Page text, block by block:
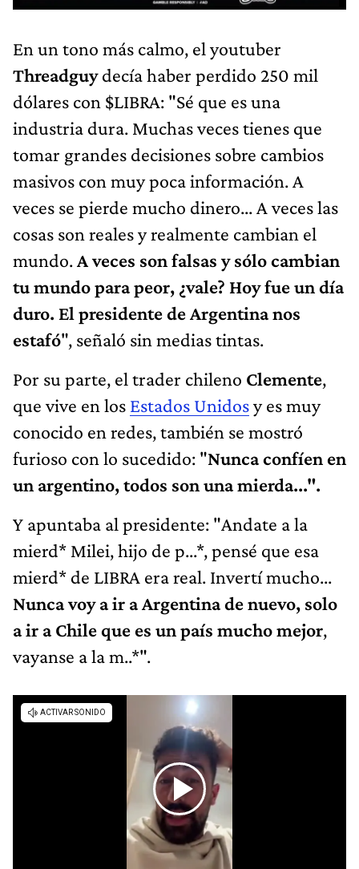
En un tono más calmo, el youtuber
Threadguydecía haber perdido 250 mil
dólares con $LIBRA: "Sé que es una
industria dura. Muchas veces tienes que
tomar grandes decisiones sobre cambios
masivos con muy poca información. A
veces se pierde mucho dinero... A veces las
cosas son reales y realmente cambian el
mundo.A veces son falsas y sólo cambian
tu mundo para peor, ¿vale? Hoy fue un día
duro. El presidente de Argentina nos
estafó", señaló sin medias tintas.
Por su parte, el trader chileno Clemente,
que vive en los Estados Unidosy es muy
conocido en redes, también se mostró
furioso con lo sucedido: "Nunca confíen en
un argentino, todos son una mierda...".
Y apuntaba al presidente: "Andate a la
mierd* Milei, hijo de p...*, pensé que esa
mierd* de LIBRA era real. Invertí mucho...
Nunca voy a ir a Argentina de nuevo, solo
a ir a Chile que es un país mucho mejor,
vayanse a la m..*".